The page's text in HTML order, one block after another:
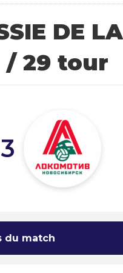
DE
/ 29 tour
3
du match